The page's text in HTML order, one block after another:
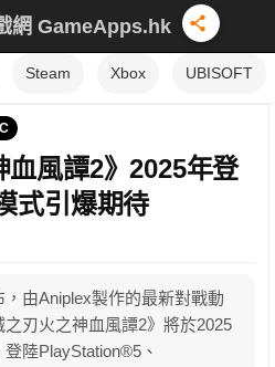
網 GameApps.hk
Steam Xbox UBISOFT
血風譚2》2025年登
式引爆期待
由Aniplex製作的最新對戰動
刃火之神血風譚2》將於2025
陸PlayStation®5、